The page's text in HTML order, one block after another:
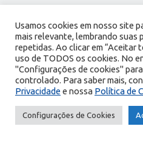
Usamos cookies em nosso site
mais relevante, lembrando suas
repetidas. Ao clicar em “Aceitar
uso de TODOS os cookies. No
"Configurações de cookies"
controlado. Para saber mais,
Privacidade e nossa Política de
Configurações de Cookies